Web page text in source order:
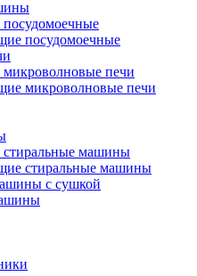
посудомоечные
печи
микроволновые печи
стиральные машины
стиральные машины
с сушкой